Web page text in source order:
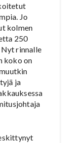
Jo
kolmen
250
Nyt rinnalle
koko on
ja